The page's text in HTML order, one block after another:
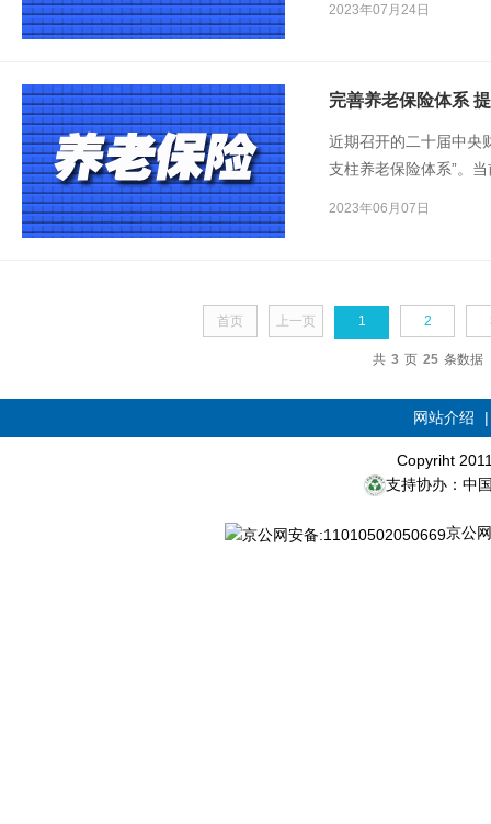
2023年07月24日
完善养老保险体系
近期召开的二十届中央
支柱养老保险体系”。
2023年06月07日
首页 上一页 1 2
共 3 页 25 条数据
网站介绍
Copyriht
支持协办：中
京公